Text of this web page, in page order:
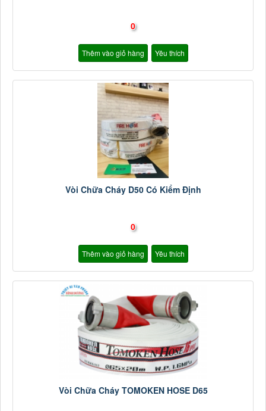
0
Thêm vào giỏ hàng Yêu thích
Vòi Chữa Cháy D50 Có Kiểm Định
0
Thêm vào giỏ hàng Yêu thích
Vòi Chữa Cháy TOMOKEN HOSE D65